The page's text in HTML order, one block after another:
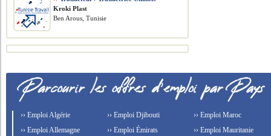
Kroki Plast
Ben Arous, Tunisie
›› Emploi Algérie
›› Emploi Allemagne
›› Emploi Djibouti
›› Emploi Émirats
›› Emploi Maroc
›› Emploi Mauritanie